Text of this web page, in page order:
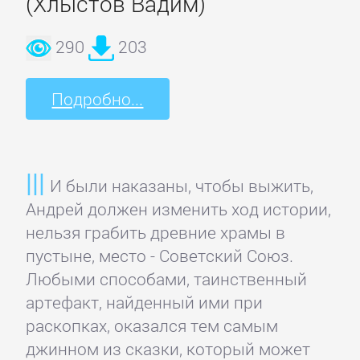
290 203
Подробно...
И были наказаны, чтобы выжить,
Андрей должен изменить ход истории,
нельзя грабить древние храмы в
пустыне, место - Советский Союз.
Любыми способами, таинственный
артефакт, найденный ими при
раскопках, оказался тем самым
джинном из сказки, который может
Недвижимость
бизнесе
популярно
Отраслевые
издания
работы,
карьера
Управление,